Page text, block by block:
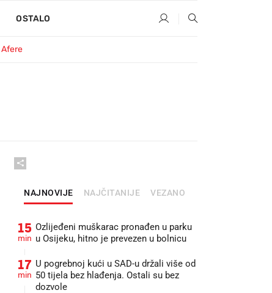
OSTALO
Afere
NAJNOVIJE NAJČITANIJE VEZANO
15
min
Ozlijeđeni muškarac pronađen u parku
u Osijeku, hitno je prevezen u bolnicu
17
min
U pogrebnoj kući u SAD-u držali više od
50 tijela bez hlađenja. Ostali su bez
dozvole